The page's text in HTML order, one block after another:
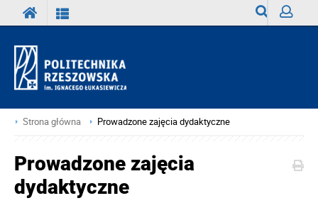
Strona główna Prowadzone zajęcia dydaktyczne
Prowadzone zajęcia
dydaktyczne